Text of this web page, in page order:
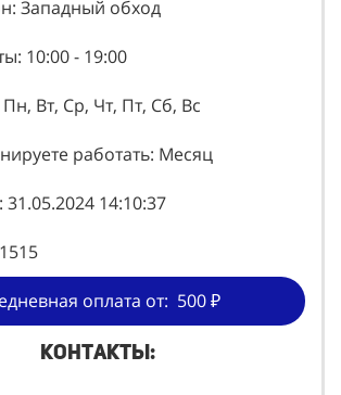
Западный обход
10:00 - 19:00
Вт, Ср, Чт, Пт, Сб, Вс
работать: Месяц
31.05.2024 14:10:37
оплата от: 500 ₽
Контакты: